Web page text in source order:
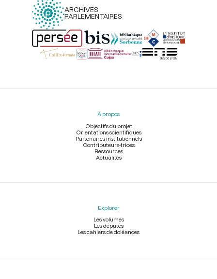
ARCHIVES
PARLEMENTAIRES
Menu
À propos
Objectifs du projet
Orientations scientifiques
Partenaires institutionnels
Contributeurs-trices
Ressources
Actualités
Explorer
Les volumes
Les députés
Les cahiers de doléances